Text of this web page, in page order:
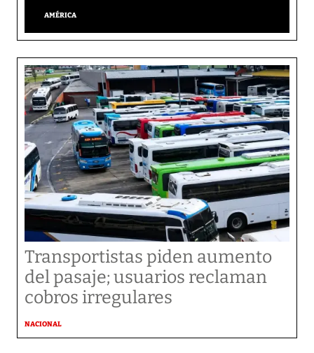
AMÉRICA
Transportistas piden aumento
del pasaje; usuarios reclaman
cobros irregulares
NACIONAL